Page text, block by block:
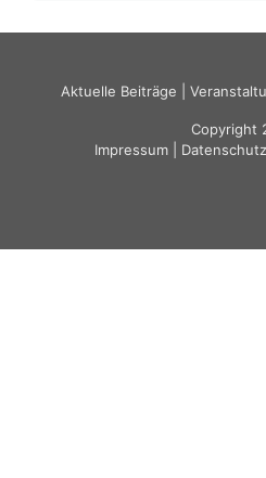
Aktuelle Beiträge
Copyright
Impressum
Datenschutz